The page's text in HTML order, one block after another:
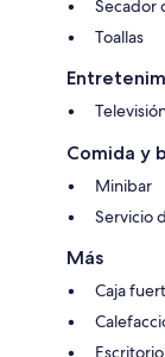
Secador
Toallas
Comida y
Minibar
Servicio
Más
Caja
Escritorio